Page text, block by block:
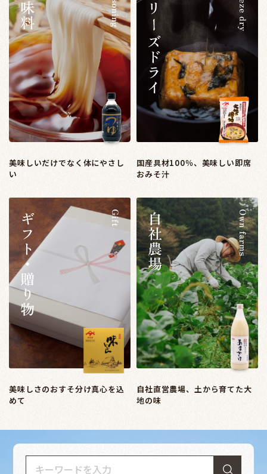
美味しいだけでなく体にやさし
い
国産具材100％、美味しい即席
おみそ汁
美味しさのおすそ分け真心を込
めて
自社直営農場、土から育てた大
地の味